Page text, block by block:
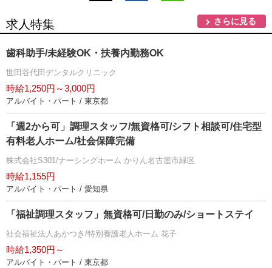
求人特集 さらに見る
歯科助手/未経験OK・扶養内勤務OK
世田谷代田デンタルクリニック
時給1,250円～3,000円
アルバイト・パート / 東京都
「週2から可」調理スタッフ/無資格可/シフト相談可/住宅型
有料老人ホーム/社会保障完備
株式会社S301/ナーシングホーム かりん名古屋市緑区
時給1,155円
アルバイト・パート / 愛知県
「福祉調理スタッフ」無資格可/日勤のみ/ショートステイ
社会福祉法人あかつき/特別養護老人ホーム 花子
時給1,350円～
アルバイト・パート / 東京都